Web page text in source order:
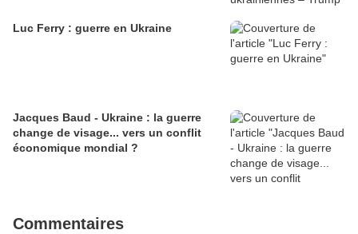
Luc Ferry : guerre en Ukraine
Jacques Baud - Ukraine : la guerre
change de visage... vers un conflit
économique mondial ?
Commentaires